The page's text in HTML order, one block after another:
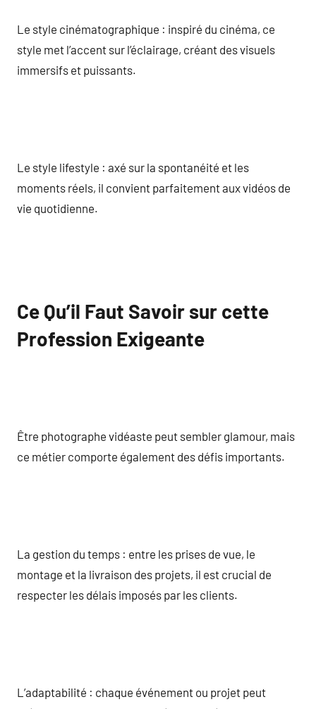
Le style cinématographique : inspiré du cinéma, ce
style met l’accent sur l’éclairage, créant des visuels
immersifs et puissants.
Le style lifestyle : axé sur la spontanéité et les
moments réels, il convient parfaitement aux vidéos de
vie quotidienne.
Ce Qu’il Faut Savoir sur cette
Profession Exigeante
Être photographe vidéaste peut sembler glamour, mais
ce métier comporte également des défis importants.
La gestion du temps : entre les prises de vue, le
montage et la livraison des projets, il est crucial de
respecter les délais imposés par les clients.
L’adaptabilité : chaque événement ou projet peut